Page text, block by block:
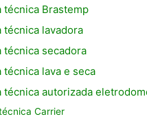
técnica Brastemp
técnica lavadora
técnica secadora
técnica lava e seca
técnica autorizada
Carrier